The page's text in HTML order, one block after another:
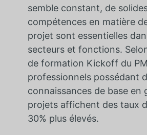
semble constant, de
compétences en matière
projet sont essentielles
secteurs et fonctions.
de formation Kickoff du
professionnels possédant
connaissances de base en
projets affichent des taux
30% plus élevés.